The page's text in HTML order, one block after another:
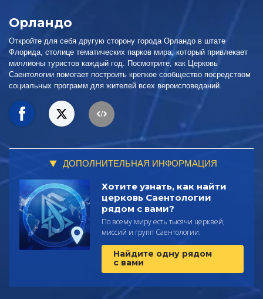
Орландо
Откройте для себя другую сторону города Орландо в штате
Флорида, столице тематических парков мира, который привлекает
миллионы туристов каждый год. Посмотрите, как Церковь
Саентологии помогает построить крепкое сообщество посредством
социальных программ для жителей всех вероисповеданий.
ДОПОЛНИТЕЛЬНАЯ ИНФОРМАЦИЯ
Хотите узнать, как найти
церковь Саентологии
рядом с вами?
По всему миру есть тысячи церквей,
миссий и групп Саентологии.
Найдите одну рядом
с вами